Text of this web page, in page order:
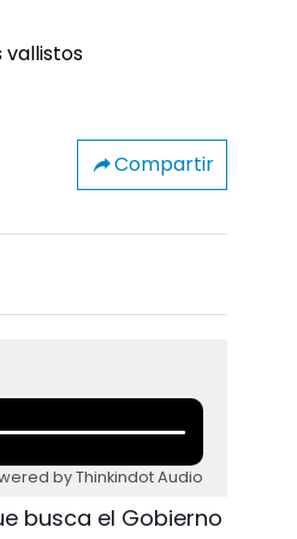
Compartir
by Thinkindot Audio
busca el Gobierno